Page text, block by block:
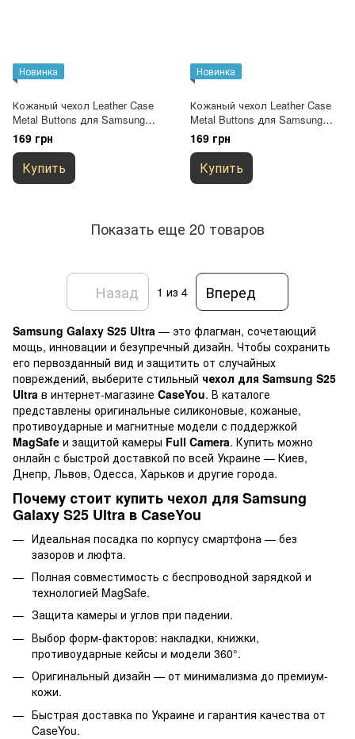
Новинка
Кожаный чехол Leather Case
Metal Buttons для Samsung
Galaxy S25 Ultra Red
169 грн
Купить
Новинка
Кожаный чехол Leather Case
Metal Buttons для Samsung
Galaxy S25 Ultra Light Purple
169 грн
Купить
Показать еще 20 товаров
Назад 1 из 4 Вперед
Samsung Galaxy S25 Ultra — это флагман, сочетающий
мощь, инновации и безупречный дизайн. Чтобы сохранить
его первозданный вид и защитить от случайных
повреждений, выберите стильный чехол для Samsung S25
Ultra в интернет-магазине CaseYou. В каталоге
представлены оригинальные силиконовые, кожаные,
противоударные и магнитные модели с поддержкой
MagSafe и защитой камеры Full Camera. Купить можно
онлайн с быстрой доставкой по всей Украине — Киев,
Днепр, Львов, Одесса, Харьков и другие города.
Почему стоит купить чехол для Samsung
Galaxy S25 Ultra в CaseYou
Идеальная посадка по корпусу смартфона — без
зазоров и люфта.
Полная совместимость с беспроводной зарядкой и
технологией MagSafe.
Защита камеры и углов при падении.
Выбор форм-факторов: накладки, книжки,
противоударные кейсы и модели 360°.
Оригинальный дизайн — от минимализма до премиум-
кожи.
Быстрая доставка по Украине и гарантия качества от
CaseYou.